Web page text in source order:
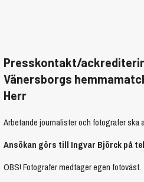
Presskontakt/
Vänersborgs
Herr
Arbetande journalister och fotografer ska
Ansökan görs till Ingvar Björck på
OBS! Fotografer medtager egen fotoväst.